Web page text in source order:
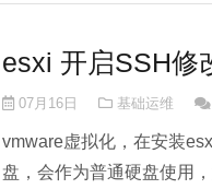
esxi 开启SSH修
07月16日 基础运维
vmware虚拟化，在安装
盘，会作为普通硬盘使用